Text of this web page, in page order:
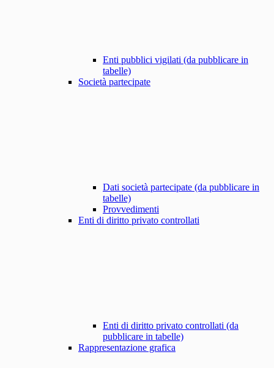
Enti pubblici vigilati (da pubblicare in
tabelle)
Società partecipate
Dati società partecipate (da pubblicare in
tabelle)
Provvedimenti
Enti di diritto privato controllati
Enti di diritto privato controllati (da
pubblicare in tabelle)
Rappresentazione grafica